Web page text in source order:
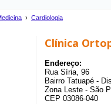
› Cardiologia
Clínica
Endereço:
Rua Síria, 96
Bairro Tatuapé -
Zona Leste - São
CEP 03086-040